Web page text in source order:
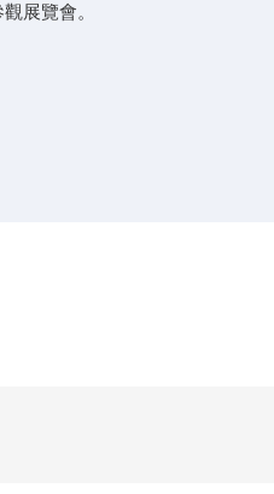
展覽會。